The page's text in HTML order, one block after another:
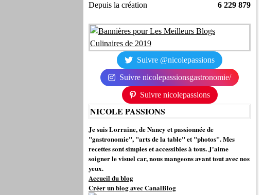
Depuis la création 6 229 879
Suivre @nicolepassions
Suivre nicolepassionsgastronomie/
Suivre nicolepassions
NICOLE PASSIONS
Je suis Lorraine, de Nancy et passionnée de
"gastronomie", "arts de la table" et "photos". Mes
recettes sont simples et accessibles à tous. J'aime
soigner le visuel car, nous mangeons avant tout avec nos
yeux.
Accueil du blog
Créer un blog avec CanalBlog